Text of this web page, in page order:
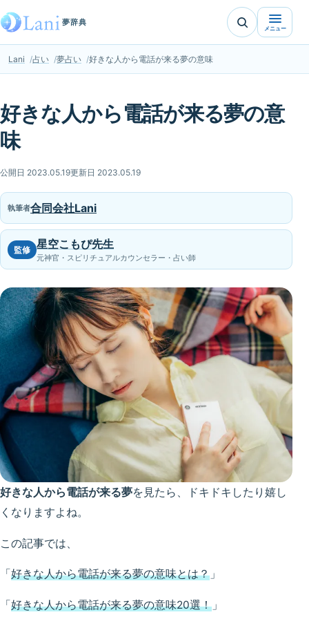
夢辞典
メニュー
Lani 占い 夢占い 好きな人から電話が来る夢の意味
好きな人から電話が来る夢の意
味
公開日 2023.05.19更新日 2023.05.19
執筆者合同会社Lani
監修 星空こもぴ先生
元神官・スピリチュアルカウンセラー・占い師
好きな人から電話が来る夢を見たら、ドキドキしたり嬉し
くなりますよね。
この記事では、
「 好きな人から電話が来る夢の意味とは？ 」
「好きな人から電話が来る夢の意味20選！ 」